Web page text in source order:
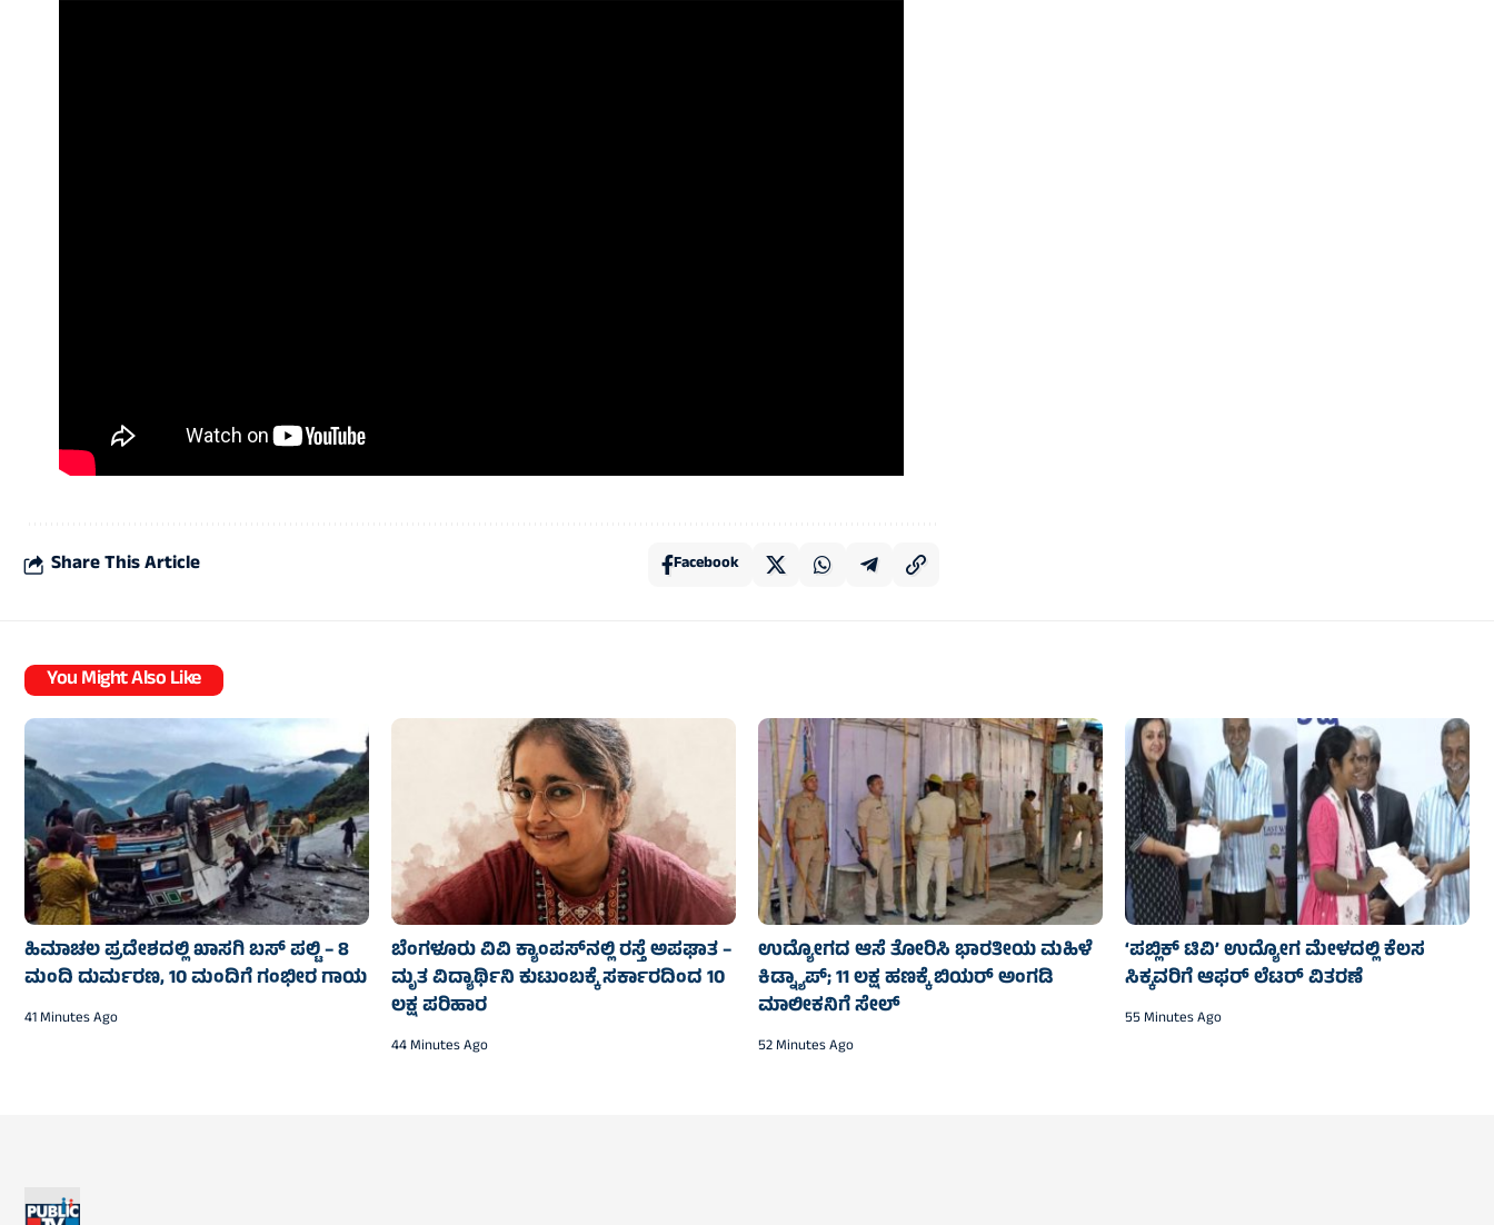
Share This Article Facebook
You Might Also Like
ಹಿಮಾಚಲ ಪ್ರದೇಶದಲ್ಲಿ ಖಾಸಗಿ ಬಸ್‌ ಪಲ್ಟಿ – 8
ಮಂದಿ ದುರ್ಮರಣ, 10 ಮಂದಿಗೆ ಗಂಭೀರ ಗಾಯ
41 Minutes Ago
ಬೆಂಗಳೂರು ವಿವಿ ಕ್ಯಾಂಪಸ್‌ನಲ್ಲಿ ರಸ್ತೆ ಅಪಘಾತ –
ಮೃತ ವಿದ್ಯಾರ್ಥಿನಿ ಕುಟುಂಬಕ್ಕೆ ಸರ್ಕಾರದಿಂದ 10
ಲಕ್ಷ ಪರಿಹಾರ
44 Minutes Ago
ಉದ್ಯೋಗದ ಆಸೆ ತೋರಿಸಿ ಭಾರತೀಯ ಮಹಿಳೆ
ಕಿಡ್ನ್ಯಾಪ್; 11 ಲಕ್ಷ ಹಣಕ್ಕೆ ಬಿಯರ್ ಅಂಗಡಿ
ಮಾಲೀಕನಿಗೆ ಸೇಲ್
52 Minutes Ago
‘ಪಬ್ಲಿಕ್ ಟಿವಿ’ ಉದ್ಯೋಗ ಮೇಳದಲ್ಲಿ ಕೆಲಸ
ಸಿಕ್ಕವರಿಗೆ ಆಫರ್ ಲೆಟರ್ ವಿತರಣೆ
55 Minutes Ago